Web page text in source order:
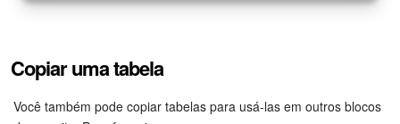
Copiar uma tabela
Você também pode copiar tabelas para usá-las em outros blocos